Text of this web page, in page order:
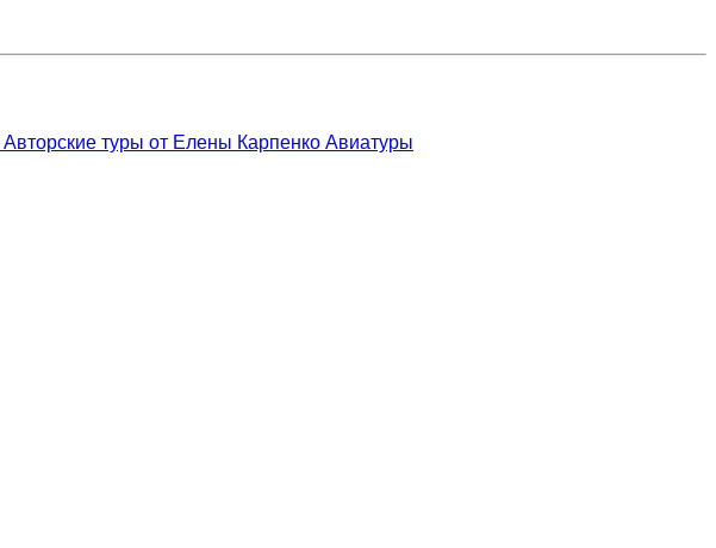
Авторские туры от Елены КарпенкоАвиатуры